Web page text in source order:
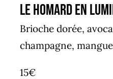
Le Homard en
Brioche dorée,
champagne,
15€